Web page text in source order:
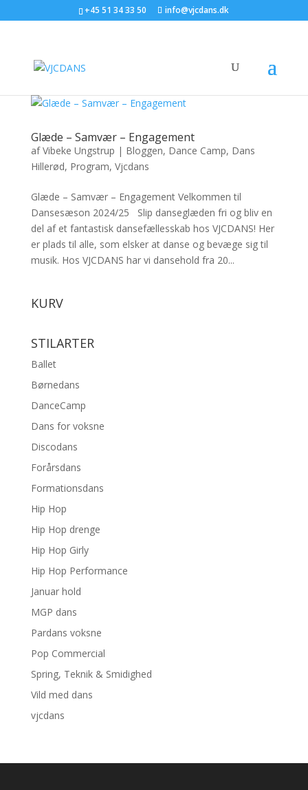
+45 51 34 33 50 info@vjcdans.dk
Glæde – Samvær – Engagement
afVibeke Ungstrup | Bloggen, Dance Camp, Dans
Hillerød, Program, Vjcdans
Glæde – Samvær – Engagement Velkommen til
Dansesæson 2024/25 Slip danseglæden fri og bliv en
del af et fantastisk dansefællesskab hos VJCDANS! Her
er plads til alle, som elsker at danse og bevæge sig til
musik. Hos VJCDANS har vi dansehold fra 20...
KURV
STILARTER
Ballet
Børnedans
DanceCamp
Dans for voksne
Discodans
Forårsdans
Formationsdans
Hip Hop
Hip Hop drenge
Hip Hop Girly
Hip Hop Performance
Januar hold
MGP dans
Pardans voksne
Pop Commercial
Spring, Teknik & Smidighed
Vild med dans
vjcdans